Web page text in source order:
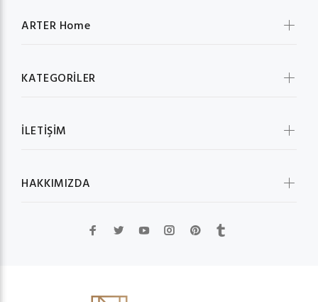
ARTER Home
KATEGORİLER
İLETİŞİM
HAKKIMIZDA